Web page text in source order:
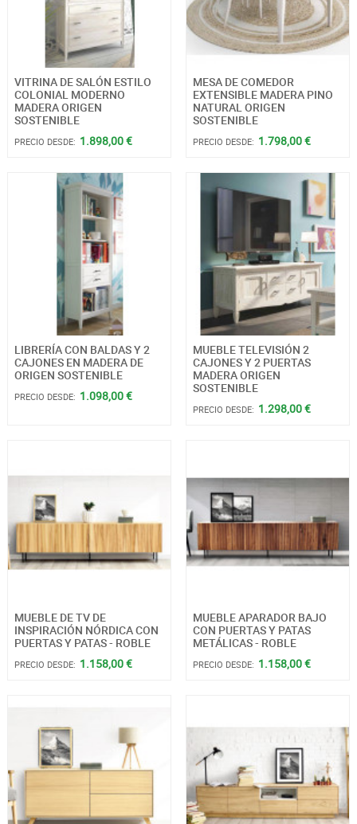
VITRINA DE SALÓN ESTILO
COLONIAL MODERNO
MADERA ORIGEN
SOSTENIBLE
PRECIO DESDE: 1.898,00 €
MESA DE COMEDOR
EXTENSIBLE MADERA PINO
NATURAL ORIGEN
SOSTENIBLE
PRECIO DESDE: 1.798,00 €
LIBRERÍA CON BALDAS Y 2
CAJONES EN MADERA DE
ORIGEN SOSTENIBLE
PRECIO DESDE: 1.098,00 €
MUEBLE TELEVISIÓN 2
CAJONES Y 2 PUERTAS
MADERA ORIGEN
SOSTENIBLE
PRECIO DESDE: 1.298,00 €
MUEBLE DE TV DE
INSPIRACIÓN NÓRDICA CON
PUERTAS Y PATAS - ROBLE
PRECIO DESDE: 1.158,00 €
MUEBLE APARADOR BAJO
CON PUERTAS Y PATAS
METÁLICAS - ROBLE
PRECIO DESDE: 1.158,00 €